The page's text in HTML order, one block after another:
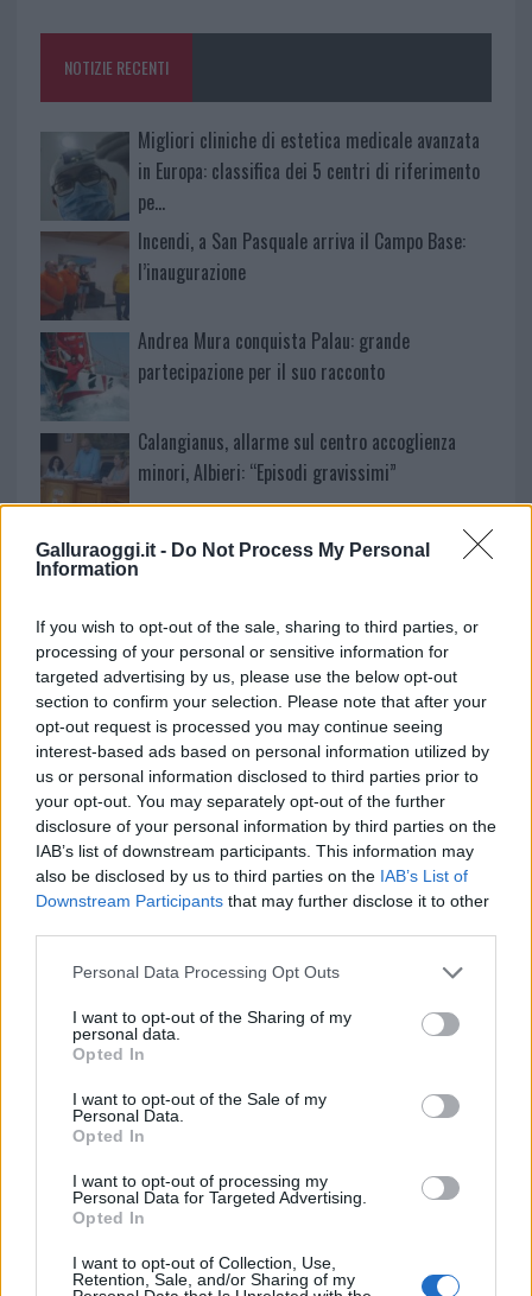
Galluraoggi.it - Do Not Process My Personal
Information
If you wish to opt-out of the sale, sharing to third parties, or
processing of your personal or sensitive information for
targeted advertising by us, please use the below opt-out
section to confirm your selection. Please note that after your
opt-out request is processed you may continue seeing
interest-based ads based on personal information utilized by
us or personal information disclosed to third parties prior to
your opt-out. You may separately opt-out of the further
disclosure of your personal information by third parties on the
IAB’s list of downstream participants. This information may
also be disclosed by us to third parties on the IAB’s List of
Downstream Participants that may further disclose it to other
Please note that this website/app uses one or more Google
not limited to your visit or usage behaviour. You may click to
grant or deny consent to Google and its third-party tags to
use your data for below specified purposes in below Google
consent section.
Personal Data Processing Opt Outs
I want to opt-out of the Sharing of my
personal data.
Opted In
I want to opt-out of the Sale of my
Personal Data.
Opted In
I want to opt-out of processing my
Personal Data for Targeted Advertising.
Opted In
I want to opt-out of Collection, Use,
Retention, Sale, and/or Sharing of my
o
k
p
NOTIZIE RECENTI
Migliori cliniche di estetica medicale avanzata
in Europa: classifica dei 5 centri di riferimento
pe…
Incendi, a San Pasquale arriva il Campo Base:
l’inaugurazione
Andrea Mura conquista Palau: grande
partecipazione per il suo racconto
Calangianus, allarme sul centro accoglienza
minori, Albieri: “Episodi gravissimi”
Gallura, finti clienti svuotano le suite: furto da
50mila nel resort
Meteo Olbia 7 agosto, sole e caldo tornano
protagonisti
Test tunnel Olbia: rampe chiuse ancora fino a
fine agosto
Mario Malu
Paolo Pinna